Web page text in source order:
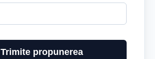
Trimite propunerea